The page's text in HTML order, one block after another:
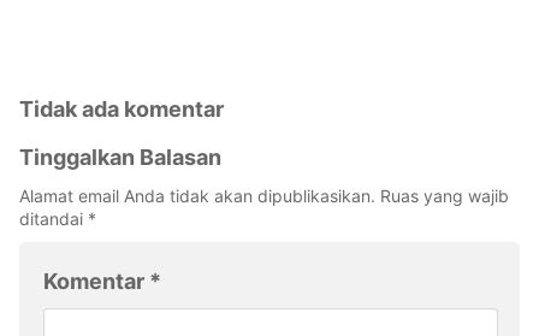
Tidak ada komentar
Tinggalkan Balasan
Alamat email Anda tidak akan dipublikasikan. Ruas yang wajib
ditandai *
Komentar *